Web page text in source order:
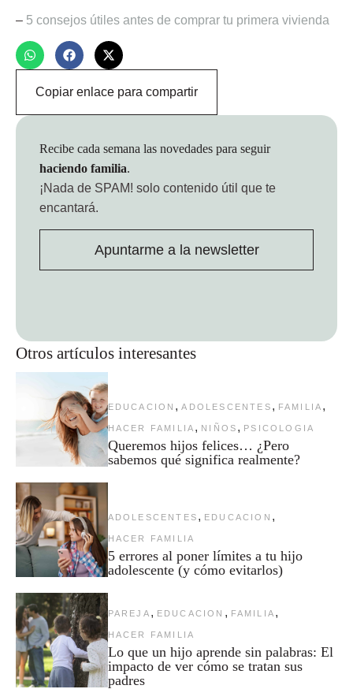
– 5 consejos útiles antes de comprar tu primera vivienda
Copiar enlace para compartir
Otros artículos interesantes
EDUCACION , ADOLESCENTES , FAMILIA ,
HACER FAMILIA , NIÑOS , PSICOLOGIA
Queremos hijos felices… ¿Pero
sabemos qué significa realmente?
ADOLESCENTES , EDUCACION ,
HACER FAMILIA
5 errores al poner límites a tu hijo
adolescente (y cómo evitarlos)
PAREJA , EDUCACION , FAMILIA ,
HACER FAMILIA
Lo que un hijo aprende sin palabras: El
impacto de ver cómo se tratan sus
padres
Recibe cada semana las novedades para seguir
haciendo familia.
¡Nada de SPAM! solo contenido útil que te
encantará.
Apuntarme a la newsletter